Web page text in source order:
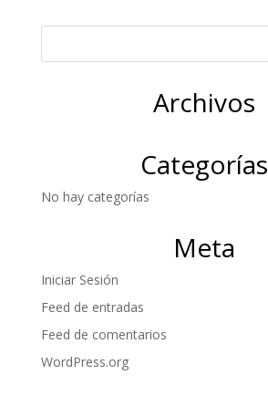
Archivos
Categorías
No hay categorías
Meta
Iniciar Sesión
Feed de entradas
Feed de comentarios
WordPress.org